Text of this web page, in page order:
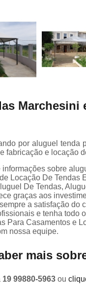
por aluguel tenda
fabricação e locação
informações sobre
Locação De Tendas
De Tendas,
graças aos
a satisfação do
e tenha todo
Para Casamentos e
nossa equipe.
mais
19 99880-5963 ou